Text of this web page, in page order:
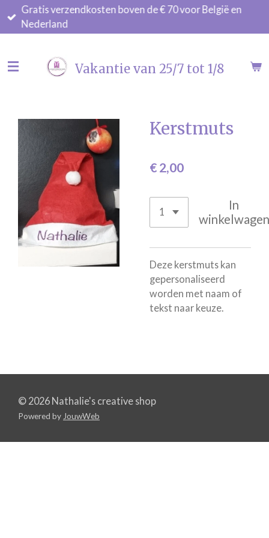
Ga
direct
hoofdinhoud
Gratis verzendkosten boven de € 70 voor België en
Nederland
Vakantie van 25/7 tot 1/8
Kerstmuts
€ 2,00
In
winkelwagen
Deze kerstmuts kan
gepersonaliseerd
worden met naam of
tekst naar keuze.
© 2026 Nathalie's creative shop
Powered by JouwWeb